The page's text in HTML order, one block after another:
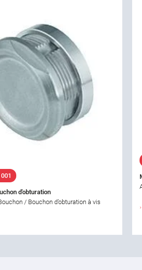
d'obturation
/ Bouchon d’obturation à vis